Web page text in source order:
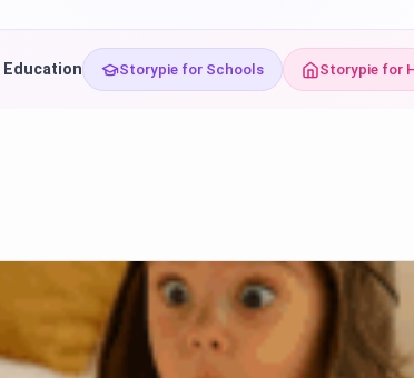
Storypie for Schools Storypie for